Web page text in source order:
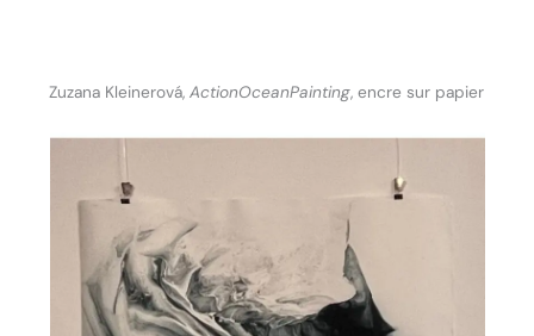
Zuzana Kleinerová,ActionOceanPainting, encre sur papier